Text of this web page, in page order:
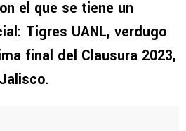
el que se tiene un
Tigres UANL, verdugo
final del Clausura 2023,